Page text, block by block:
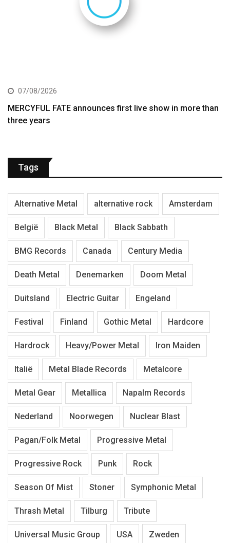
07/08/2026
MERCYFUL FATE announces first live show in more than
three years
Tags
Alternative Metal alternative rock Amsterdam
België Black Metal Black Sabbath
BMG Records Canada Century Media
Death Metal Denemarken Doom Metal
Duitsland Electric Guitar Engeland
Festival Finland Gothic Metal Hardcore
Hardrock Heavy/Power Metal Iron Maiden
Italië Metal Blade Records Metalcore
Metal Gear Metallica Napalm Records
Nederland Noorwegen Nuclear Blast
Pagan/Folk Metal Progressive Metal
Progressive Rock Punk Rock
Season Of Mist Stoner Symphonic Metal
Thrash Metal Tilburg Tribute
Universal Music Group USA Zweden